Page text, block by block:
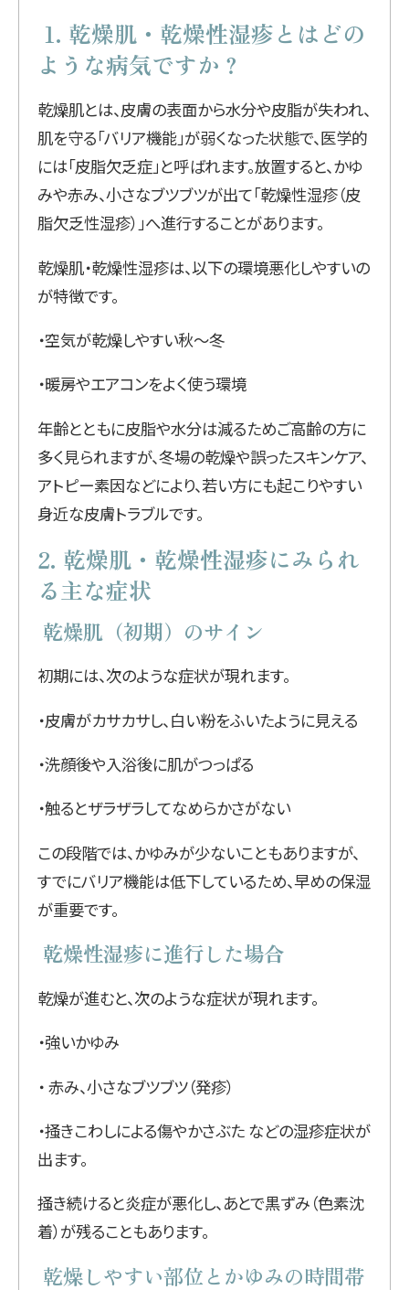
1. 乾燥肌・乾燥性湿疹とはどの
ような病気ですか？
乾燥肌とは、皮膚の表面から水分や皮脂が失われ、
肌を守る「バリア機能」が弱くなった状態で、医学的
には「皮脂欠乏症」と呼ばれます。放置すると、かゆ
みや赤み、小さなブツブツが出て「乾燥性湿疹（皮
脂欠乏性湿疹）」へ進行することがあります。
乾燥肌・乾燥性湿疹は、以下の環境悪化しやすいの
が特徴です。
・空気が乾燥しやすい秋〜冬
・暖房やエアコンをよく使う環境
年齢とともに皮脂や水分は減るためご高齢の方に
多く見られますが、冬場の乾燥や誤ったスキンケア、
アトピー素因などにより、若い方にも起こりやすい
身近な皮膚トラブルです。
2. 乾燥肌・乾燥性湿疹にみられ
る主な症状
乾燥肌（初期）のサイン
初期には、次のような症状が現れます。
・皮膚がカサカサし、白い粉をふいたように見える
・洗顔後や入浴後に肌がつっぱる
・触るとザラザラしてなめらかさがない
この段階では、かゆみが少ないこともありますが、
すでにバリア機能は低下しているため、早めの保湿
が重要です。
乾燥性湿疹に進行した場合
乾燥が進むと、次のような症状が現れます。
・強いかゆみ
・ 赤み、小さなブツブツ（発疹）
・掻きこわしによる傷やかさぶた などの湿疹症状が
出ます。
掻き続けると炎症が悪化し、あとで黒ずみ（色素沈
着）が残ることもあります。
乾燥しやすい部位とかゆみの時間帯